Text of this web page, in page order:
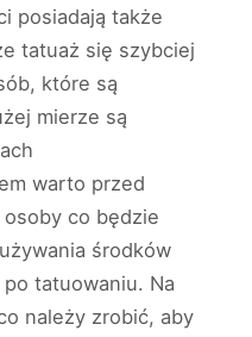
posiadają także
tatuaż się szybciej
które są
mierze są
warto przed
co będzie
środków
tatuowaniu. Na
należy zrobić, aby